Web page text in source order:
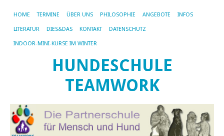
HOME TERMINE ÜBER UNS PHILOSOPHIE ANGEBOTE INFOS
LITERATUR DIES&DAS KONTAKT DATENSCHUTZ
INDOOR-MINI-KURSE IM WINTER
HUNDESCHULE
TEAMWORK